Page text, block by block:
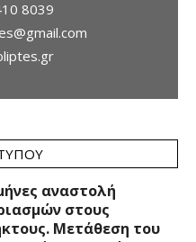
8039
αναστολή
στους
Μετάθεση του